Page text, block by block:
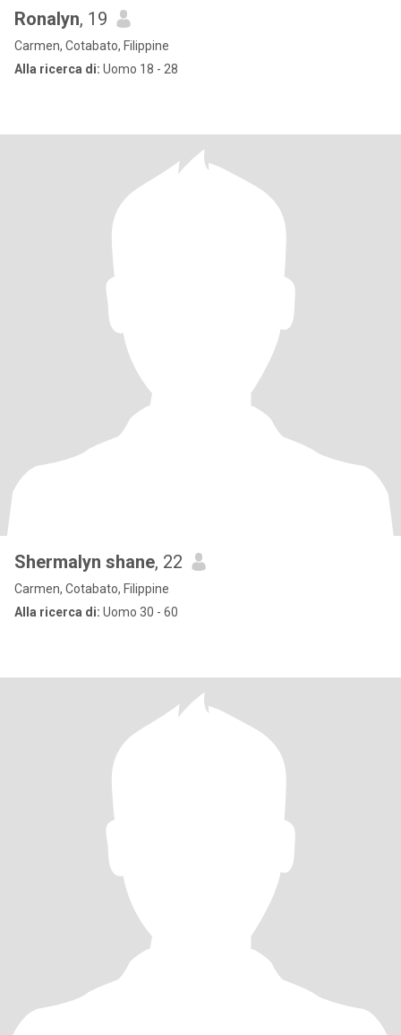
Ronalyn, 19
Carmen, Cotabato, Filippine
Alla ricerca di: Uomo 18 - 28
Shermalyn shane, 22
Carmen, Cotabato, Filippine
Alla ricerca di: Uomo 30 - 60